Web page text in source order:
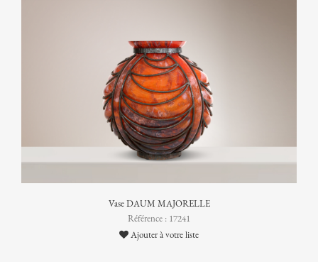
Vase DAUM MAJORELLE
Référence : 17241
Ajouter à votre liste